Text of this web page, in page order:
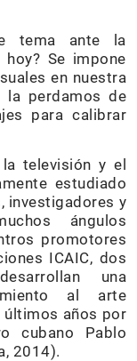
tema ante la
Se impone
en nuestra
la perdamos de
para calibrar
televisión y el
estudiado
investigadores y
ángulos
promotores
ICAIC, dos
una
al arte
años por
cubano Pablo
2014).